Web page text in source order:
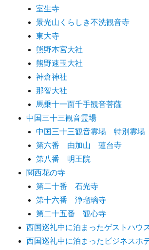
室生寺
景光山くらしき不洗観音寺
東大寺
熊野本宮大社
熊野速玉大社
神倉神社
那智大社
馬乗十一面千手観音菩薩
中国三十三観音霊場
中国三十三観音霊場 特別霊
第六番 由加山 蓮台寺
第八番 明王院
関西花の寺
第二十番 石光寺
第十六番 浄瑠璃寺
第二十五番 観心寺
西国巡礼中に泊まったゲストハウ
西国巡礼中に泊まったビジネスホ